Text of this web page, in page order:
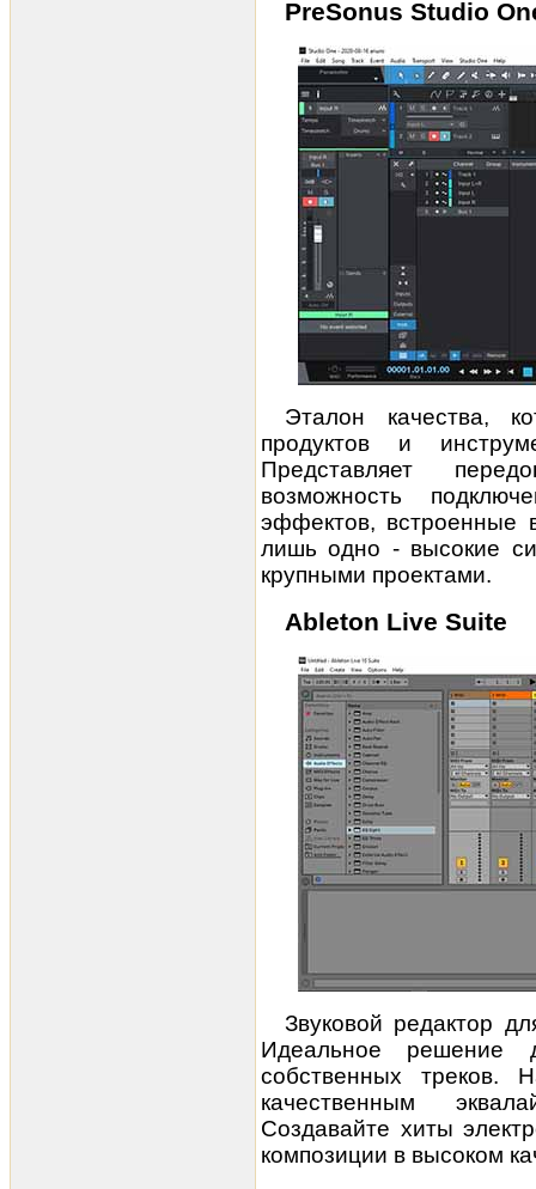
PreSonus Studio
Эталон качества,
продуктов и
Представляет
возможность
эффектов, встроенные
лишь одно - высокие
крупными проектами.
Ableton Live Suite
Звуковой редактор
Идеальное решение
собственных треков.
качественным
Создавайте хиты
композиции в высоком